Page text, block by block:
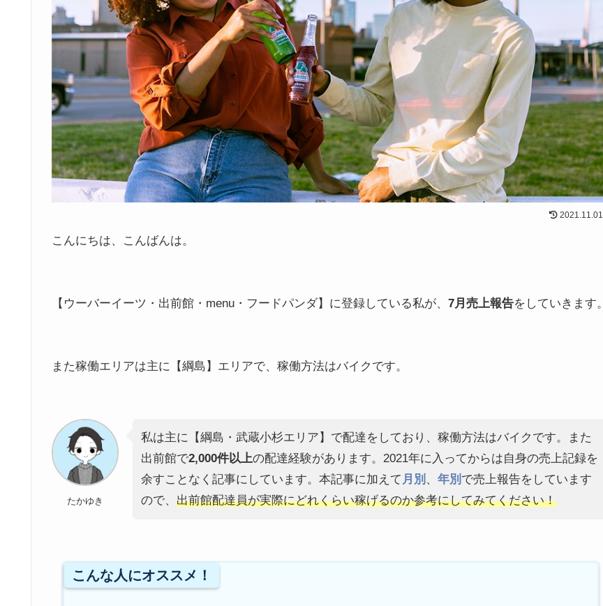
2021.11.01
こんにちは、こんばんは。
【ウーバーイーツ・出前館・menu・フードパンダ】に登録している私が、 7月売上報告をしていきます。
また稼働エリアは主に【綱島】エリアで、稼働方法はバイクです。
たかゆき
私は主に【綱島・武蔵小杉エリア】で配達をしており、稼働方法はバイクです。また
出前館で2,000件以上の配達経験があります。2021年に入ってからは自身の売上記録を
余すことなく記事にしています。本記事に加えて 月別 、 年別 で売上報告をしています
ので、 出前館配達員が実際にどれくらい稼げるのか参考にしてみてください！
こんな人にオススメ！